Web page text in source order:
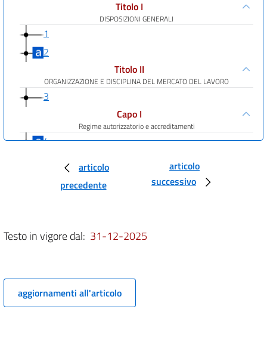
Titolo I
DISPOSIZIONI GENERALI
1
2
Titolo II
ORGANIZZAZIONE E DISCIPLINA DEL MERCATO DEL LAVORO
3
Capo I
Regime autorizzatorio e accreditamenti
4
lavoratori svantaggiati
10
11
articolo
precedente
articolo
successivo
Testo in vigore dal: 31-12-2025
aggiornamenti all'articolo